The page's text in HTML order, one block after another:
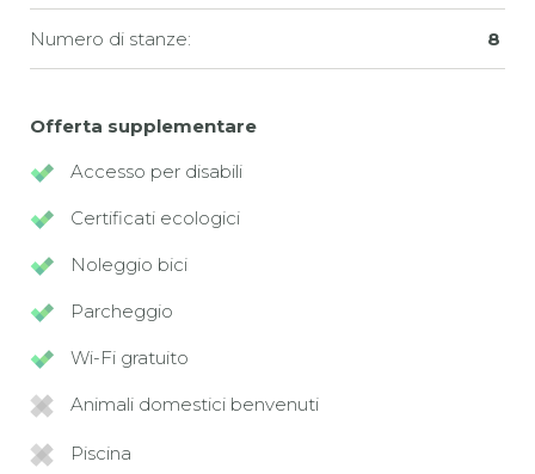
Numero di stanze: 8
Offerta supplementare
Accesso per disabili
Certificati ecologici
Noleggio bici
Parcheggio
Wi-Fi gratuito
Animali domestici benvenuti
Piscina